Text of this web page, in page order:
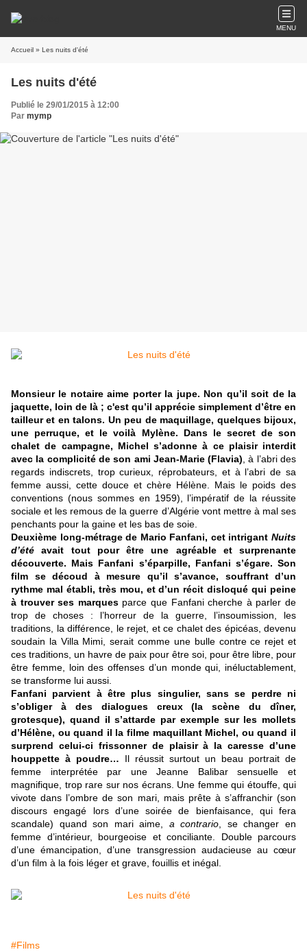
MENU
Accueil » Les nuits d'été
Les nuits d'été
Publié le 29/01/2015 à 12:00
Par mymp
Monsieur le notaire aime porter la jupe. Non qu’il soit de la
jaquette, loin de là ; c'est qu’il apprécie simplement d’être en
tailleur et en talons. Un peu de maquillage, quelques bijoux,
une perruque, et le voilà Mylène. Dans le secret de son
chalet de campagne, Michel s’adonne à ce plaisir interdit
avec la complicité de son ami Jean-Marie (Flavia) , à l’abri des
regards indiscrets, trop curieux, réprobateurs, et à l’abri de sa
femme aussi, cette douce et chère Hélène. Mais le poids des
conventions (nous sommes en 1959), l’impératif de la réussite
sociale et les remous de la guerre d’Algérie vont mettre à mal ses
penchants pour la gaine et les bas de soie.
Deuxième long-métrage de Mario Fanfani, cet intrigant Nuits
d’été avait tout pour être une agréable et surprenante
découverte. Mais Fanfani s’éparpille, Fanfani s’égare. Son
film se découd à mesure qu’il s’avance, souffrant d’un
rythme mal établi, très mou, et d’un récit disloqué qui peine
à trouver ses marques parce que Fanfani cherche à parler de
trop de choses : l’horreur de la guerre, l’insoumission, les
traditions, la différence, le rejet, et ce chalet des épicéas, devenu
soudain la Villa Mimi, serait comme une bulle contre ce rejet et
ces traditions, un havre de paix pour être soi, pour être libre, pour
être femme, loin des offenses d’un monde qui, inéluctablement,
se transforme lui aussi.
Fanfani parvient à être plus singulier, sans se perdre ni
s’obliger à des dialogues creux (la scène du dîner,
grotesque), quand il s’attarde par exemple sur les mollets
d’Hélène, ou quand il la filme maquillant Michel, ou quand il
surprend celui-ci frissonner de plaisir à la caresse d’une
houppette à poudre… Il réussit surtout un beau portrait de
femme interprétée par une Jeanne Balibar sensuelle et
magnifique, trop rare sur nos écrans. Une femme qui étouffe, qui
vivote dans l’ombre de son mari, mais prête à s’affranchir (son
discours engagé lors d’une soirée de bienfaisance, qui fera
scandale) quand son mari aime, a contrario , se changer en
femme d’intérieur, bourgeoise et conciliante. Double parcours
d’une émancipation, d’une transgression audacieuse au cœur
d’un film à la fois léger et grave, fouillis et inégal.
#Films